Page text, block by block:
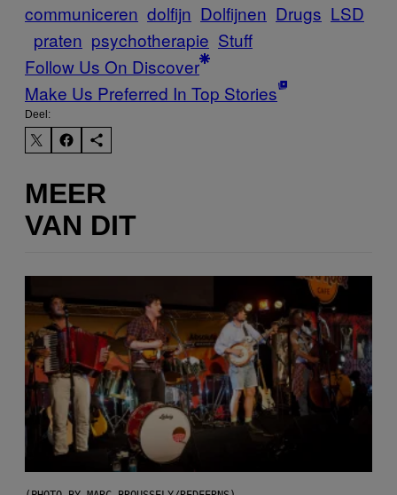
communiceren dolfijn Dolfijnen Drugs LSD
praten psychotherapie Stuff
Follow Us On Discover
Make Us Preferred In Top Stories
Deel:
MEER
VAN DIT